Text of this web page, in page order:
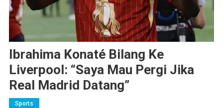
Ibrahima Konaté Bilang Ke
Liverpool: “Saya Mau Pergi Jika
Real Madrid Datang”
Sports